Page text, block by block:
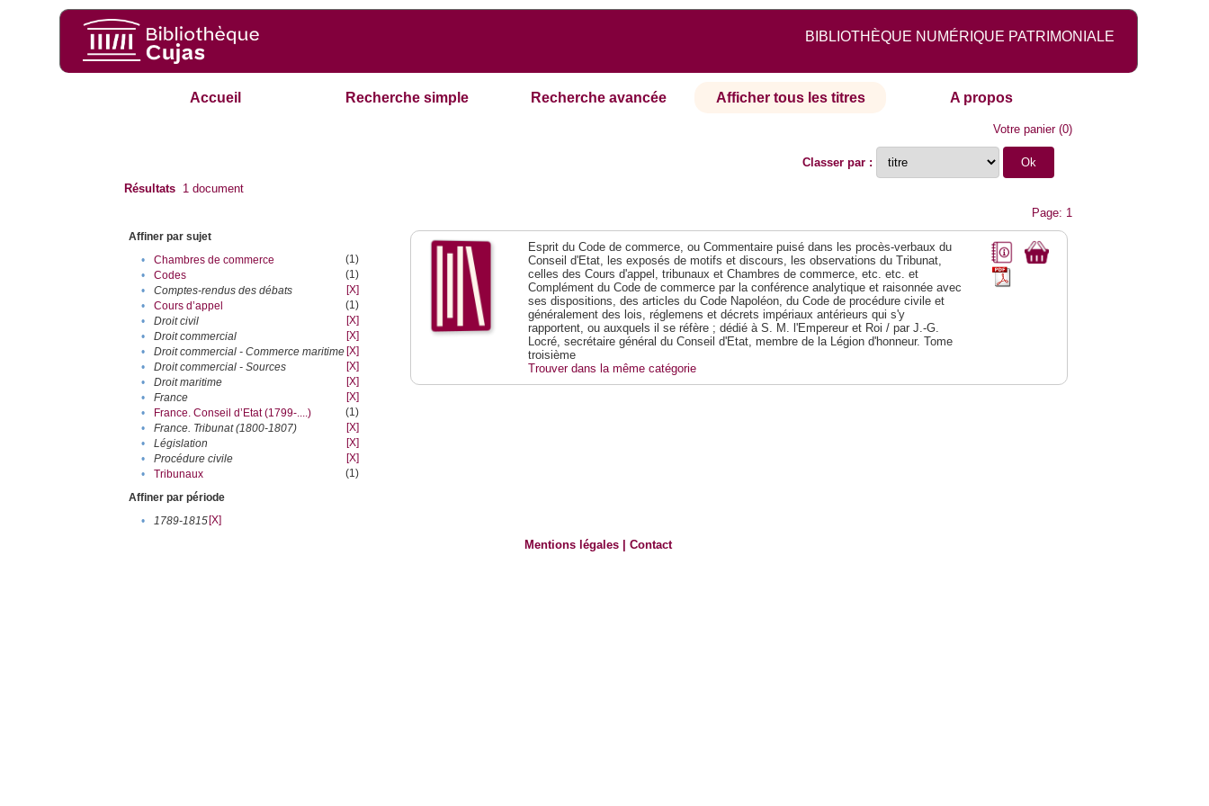
BIBLIOTHÈQUE NUMÉRIQUE PATRIMONIALE
Accueil Recherche simple Recherche avancée Afficher tous les titres A propos
Votre panier(0)
Classer par :
Résultats 1 document
Page: 1
Affiner par sujet
•
Chambres de commerce
(1)
•
Codes
(1)
•
Comptes-rendus des débats
[X]
•
Cours d’appel
(1)
•
Droit civil
[X]
•
Droit commercial
[X]
•
Droit commercial - Commerce maritime [X]
•
Droit commercial - Sources
[X]
•
Droit maritime
[X]
•
France
[X]
•
France. Conseil d’Etat (1799-....)
(1)
•
France. Tribunat (1800-1807)
[X]
•
Législation
[X]
•
Procédure civile
[X]
•
Tribunaux
(1)
Affiner par période
•
1789-1815[X]
Esprit du Code de commerce, ou Commentaire puisé dans les procès-verbaux du
Conseil d'Etat, les exposés de motifs et discours, les observations du Tribunat,
celles des Cours d'appel, tribunaux et Chambres de commerce, etc. etc. et
Complément du Code de commerce par la conférence analytique et raisonnée avec
ses dispositions, des articles du Code Napoléon, du Code de procédure civile et
généralement des lois, réglemens et décrets impériaux antérieurs qui s'y
rapportent, ou auxquels il se réfère ; dédié à S. M. l'Empereur et Roi / par J.-G.
Locré, secrétaire général du Conseil d'Etat, membre de la Légion d'honneur. Tome
troisième
Trouver dans la même catégorie
Mentions légales |Contact